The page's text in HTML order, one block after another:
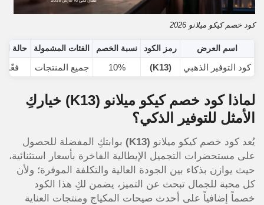
كود خصم كيكو ميلانو 2026
اسم العرض رمز الكود نسبة الخصم الفئات المشمولة حالة
كود التوفير الذهبي (K13)
10% جميع المنتجات فعّال
لماذا كود خصم كيكو ميلانو (K13)
خياركِ
الأمثل للتوفير الذكي؟
يُعد كود خصم كيكو ميلانو (K13)
بوابتكِ المفضلة للحصول
على مستحضرات التجميل الإيطالية الفاخرة بأسعار استثنائية،
حيث يوازن بذكاء بين الجودة العالية والتكلفة الموفرة؛ ولأن
كل محبة للجمال تبحث عن التميز، يضمن لكِ هذا الكود
خصماً إضافياً على أحدث صيحات المكياج ومنتجات العناية